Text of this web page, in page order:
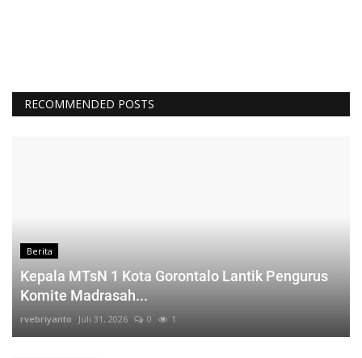
RECOMMENDED POSTS
Berita
Kepala MTsN 1 Kota Gorontalo Lantik Pengurus
Komite Madrasah...
rvebriyanto Juli 31, 2026 0 1